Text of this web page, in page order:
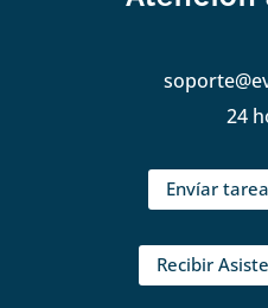
24
Envíar
Recibir